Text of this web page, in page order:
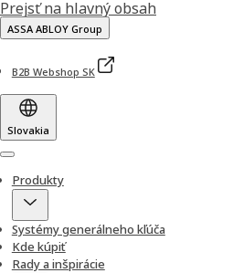
Prejsť na hlavný obsah
ASSA ABLOY Group
B2B Webshop SK
Slovakia
Menu
Produkty
Systémy generálneho kľúča
Kde kúpiť
Rady a inšpirácie